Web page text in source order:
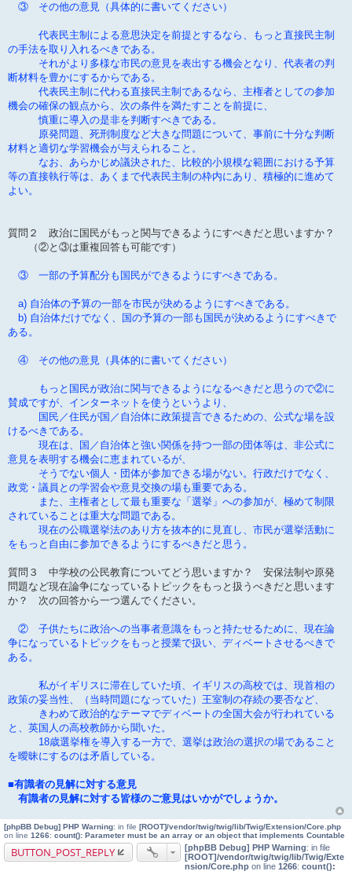
③ その他の意見（具体的に書いてください）
代表民主制による意思決定を前提とするなら、もっと直接民主制
の手法を取り入れるべきである。
それがより多様な市民の意見を表出する機会となり、代表者の判
断材料を豊かにするからである。
代表民主制に代わる直接民主制であるなら、主権者としての参加
機会の確保の観点から、次の条件を満たすことを前提に、
慎重に導入の是非を判断すべきである。
原発問題、死刑制度など大きな問題について、事前に十分な判断
材料と適切な学習機会が与えられること。
なお、あらかじめ議決された、比較的小規模な範囲における予算
等の直接執行等は、あくまで代表民主制の枠内にあり、積極的に進めて
よい。
質問２ 政治に国民がもっと関与できるようにすべきだと思いますか？
（②と③は重複回答も可能です）
③ 一部の予算配分も国民ができるようにすべきである。
a) 自治体の予算の一部を市民が決めるようにすべきである。
b) 自治体だけでなく、国の予算の一部も国民が決めるようにすべきで
ある。
④ その他の意見（具体的に書いてください）
もっと国民が政治に関与できるようになるべきだと思うので②に
賛成ですが、インターネットを使うというより、
国民／住民が国／自治体に政策提言できるための、公式な場を設
けるべきである。
現在は、国／自治体と強い関係を持つ一部の団体等は、非公式に
意見を表明する機会に恵まれているが、
そうでない個人・団体が参加できる場がない。行政だけでなく、
政党・議員との学習会や意見交換の場も重要である。
また、主権者として最も重要な「選挙」への参加が、極めて制限
されていることは重大な問題である。
現在の公職選挙法のあり方を抜本的に見直し、市民が選挙活動に
をもっと自由に参加できるようにするべきだと思う。
質問３ 中学校の公民教育についてどう思いますか？ 安保法制や原発
問題など現在論争になっているトピックをもっと扱うべきだと思います
か？ 次の回答から一つ選んでください。
② 子供たちに政治への当事者意識をもっと持たせるために、現在論
争になっているトピックをもっと授業で扱い、ディベートさせるべきで
ある。
私がイギリスに滞在していた頃、イギリスの高校では、現首相の
政策の妥当性、（当時問題になっていた）王室制の存続の要否など、
きわめて政治的なテーマでディベートの全国大会が行われている
と、英国人の高校教師から聞いた。
18歳選挙権を導入する一方で、選挙は政治の選択の場であること
を曖昧にするのは矛盾している。
■有識者の見解に対する意見
有識者の見解に対する皆様のご意見はいかがでしょうか。
[phpBB Debug] PHP Warning: in file [ROOT]/vendor/twig/twig/lib/Twig/Extension/Core.php
on line 1266: count(): Parameter must be an array or an object that implements Countable
BUTTON_POST_REPLY [phpBB Debug] PHP Warning: in file
[ROOT]/vendor/twig/twig/lib/Twig/Exte
nsion/Core.php on line 1266: count():